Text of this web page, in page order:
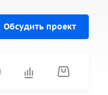
Обсудить проект